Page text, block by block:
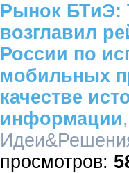
Рынок БТиЭ:
возглавил
России по
мобильных
качестве
информации